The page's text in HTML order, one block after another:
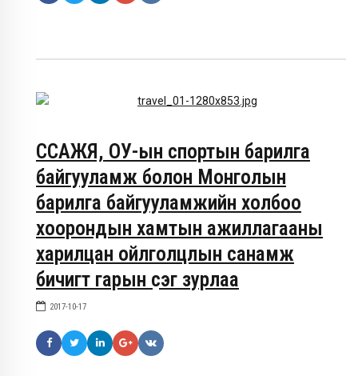
ССАЖЯ, ОУ-ын спортын барилга
байгууламж болон Монголын
барилга байгууламжийн холбоо
хоорондын хамтын ажиллагааны
харилцан ойлголцлын санамж
бичигт гарын үсэг зурлаа
2017-10-17